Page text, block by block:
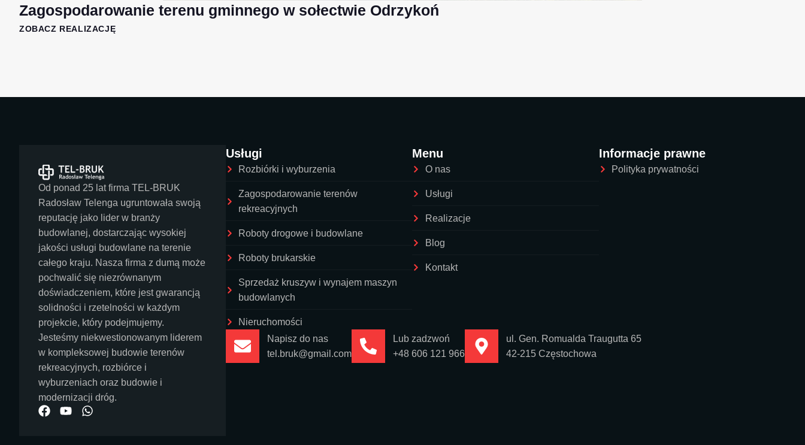
Zagospodarowanie terenu gminnego w sołectwie Odrzykoń
ZOBACZ REALIZACJĘ
Od ponad 25 lat firma TEL-BRUK
Radosław Telenga ugruntowała swoją
reputację jako lider w branży
budowlanej, dostarczając wysokiej
jakości usługi budowlane na terenie
całego kraju. Nasza firma z dumą może
pochwalić się niezrównanym
doświadczeniem, które jest gwarancją
solidności i rzetelności w każdym
projekcie, który podejmujemy.
Jesteśmy niekwestionowanym liderem
w kompleksowej budowie terenów
rekreacyjnych, rozbiórce i
wyburzeniach oraz budowie i
modernizacji dróg.
Usługi
Rozbiórki i wyburzenia
Zagospodarowanie terenów
rekreacyjnych
Roboty drogowe i budowlane
Roboty brukarskie
Sprzedaż kruszyw i wynajem maszyn
budowlanych
Nieruchomości
Menu
O nas
Usługi
Realizacje
Blog
Kontakt
Informacje prawne
Polityka prywatności
Napisz do nas
tel.bruk@gmail.com
Lub zadzwoń
+48 606 121 966
ul. Gen. Romualda Traugutta 65
42-215 Częstochowa